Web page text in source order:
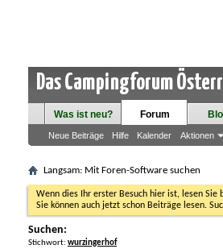
Das Campingforum
Was ist neu? Forum
Neue Beiträge Hilfe Kalender Aktionen
Langsam: Mit Foren-Software suchen
Wenn dies Ihr erster Besuch hier ist, lesen Sie
Sie können auch jetzt schon Beiträge lesen.
Suchen:
Stichwort: wurzingerhof